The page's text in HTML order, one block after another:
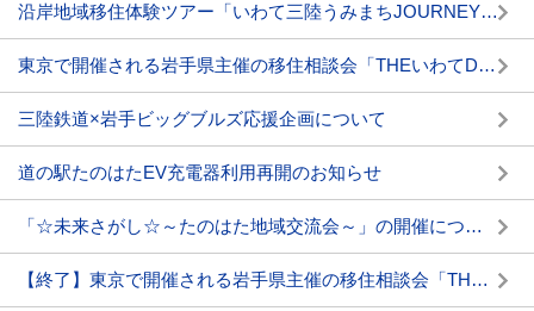
沿岸地域移住体験ツアー「いわて三陸うみまちJOURNEY」を実施します
東京で開催される岩手県主催の移住相談会「THEいわてDAY2025」に出展します
三陸鉄道×岩手ビッグブルズ応援企画について
道の駅たのはたEV充電器利用再開のお知らせ
「☆未来さがし☆～たのはた地域交流会～」の開催について
【終了】東京で開催される岩手県主催の移住相談会「THEいわてDAY2024」に出展します